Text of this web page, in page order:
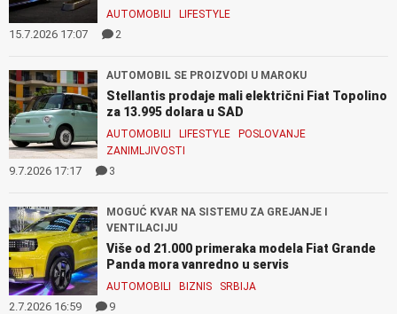
AUTOMOBILI LIFESTYLE
15.7.2026 17:07 2
AUTOMOBIL SE PROIZVODI U MAROKU
Stellantis prodaje mali električni Fiat Topolino
za 13.995 dolara u SAD
AUTOMOBILI LIFESTYLE
POSLOVANJE
ZANIMLJIVOSTI
9.7.2026 17:17 3
MOGUĆ KVAR NA SISTEMU ZA GREJANJE I
VENTILACIJU
Više od 21.000 primeraka modela Fiat Grande
Panda mora vanredno u servis
AUTOMOBILI BIZNIS SRBIJA
2.7.2026 16:59 9